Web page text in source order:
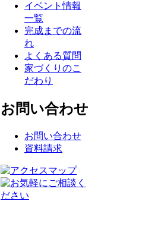
イベント情報
一覧
完成までの流
れ
よくある質問
家づくりのこ
だわり
お問い合わせ
お問い合わせ
資料請求